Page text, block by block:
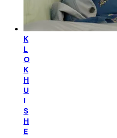
K
L
O
K
H
U
I
S
H
E